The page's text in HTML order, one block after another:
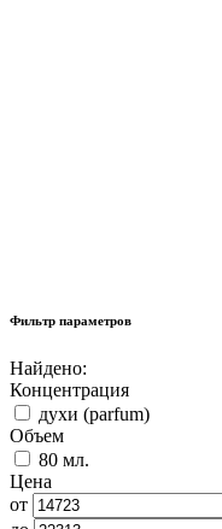
Фильтр параметров
Найдено:
Концентрация
духи (parfum)
Объем
80 мл.
Цена
от